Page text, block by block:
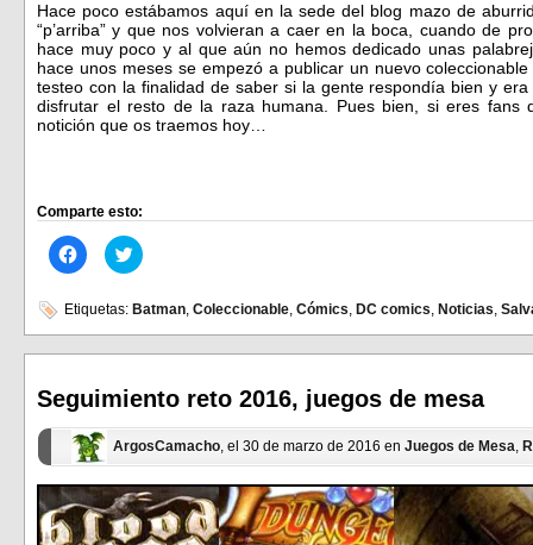
Hace poco estábamos aquí en la sede del blog mazo de
“p’arriba” y que nos volvieran a caer en la boca, cuando de
hace muy poco y al que aún no hemos dedicado unas
hace unos meses se empezó a publicar un nuevo
testeo con la finalidad de saber si la gente respondía bien y
disfrutar el resto de la raza humana. Pues bien, si eres fans
notición que os traemos hoy…
Comparte esto:
Haz
clic
en
Facebook
(Se
abre
ventana
nueva)
Haz
clic
en
(Se
abre
ventana
nueva)
Etiquetas: Batman, Coleccionable, Cómics, DC comics, Noticias,
Seguimiento reto 2016, juegos de mesa
ArgosCamacho, el 30 de marzo de 2016 en Juegos de Mesa,